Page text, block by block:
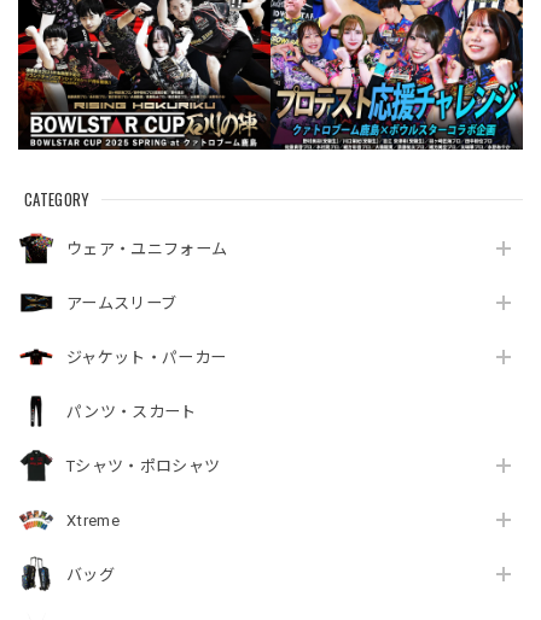
CATEGORY
ウェア・ユニフォーム
アームスリーブ
ジャケット・パーカー
パンツ・スカート
Tシャツ・ポロシャツ
Xtreme
バッグ